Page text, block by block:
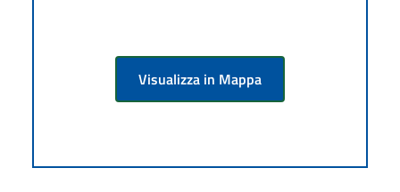
Visualizza in Mappa